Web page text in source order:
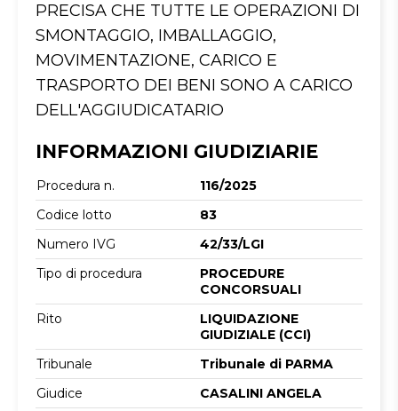
PRECISA CHE TUTTE LE OPERAZIONI DI
SMONTAGGIO, IMBALLAGGIO,
MOVIMENTAZIONE, CARICO E
TRASPORTO DEI BENI SONO A CARICO
DELL'AGGIUDICATARIO
INFORMAZIONI GIUDIZIARIE
Procedura n.
116/2025
Codice lotto
83
Numero IVG
42/33/LGI
Tipo di procedura
PROCEDURE
CONCORSUALI
Rito
LIQUIDAZIONE
GIUDIZIALE (CCI)
Tribunale
Tribunale di PARMA
Giudice
CASALINI ANGELA